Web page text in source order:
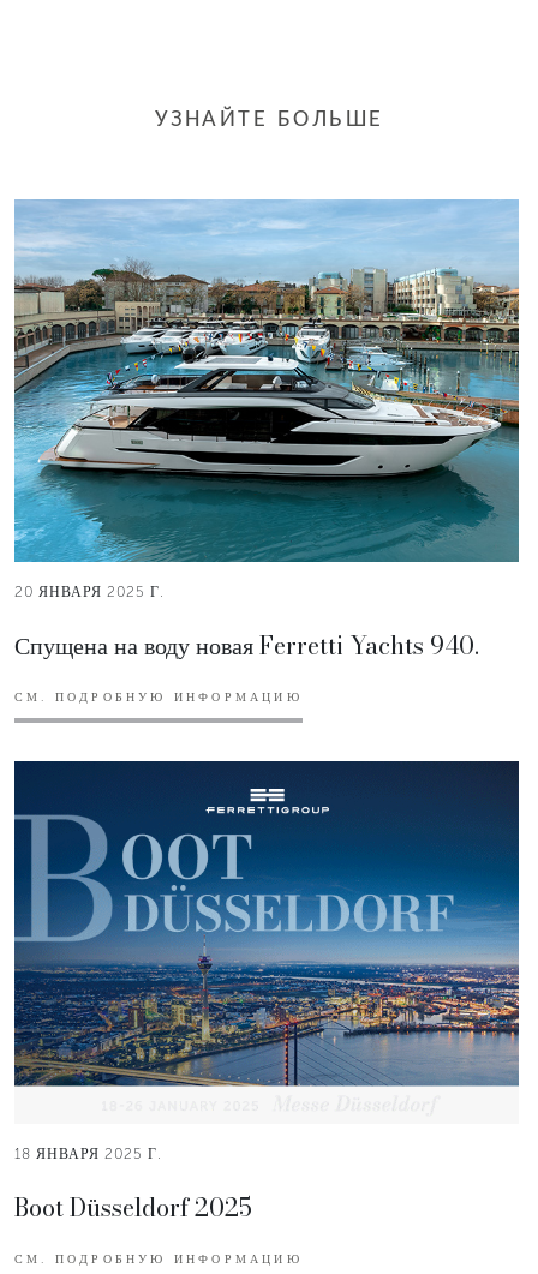
УЗНАЙТЕ БОЛЬШЕ
20 ЯНВАРЯ 2025 Г.
Спущена на воду новая Ferretti Yachts 940.
СМ. ПОДРОБНУЮ ИНФОРМАЦИЮ
18 ЯНВАРЯ 2025 Г.
Boot Düsseldorf 2025
СМ. ПОДРОБНУЮ ИНФОРМАЦИЮ